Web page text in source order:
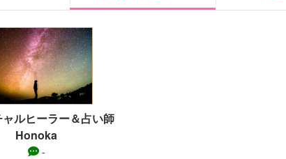
ルヒーラー＆占い師
Honoka
-